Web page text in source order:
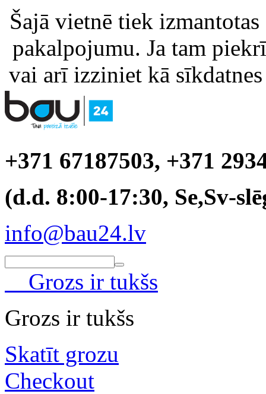
Šajā vietnē tiek
pakalpojumu. Ja tam
vai arī izziniet kā
+371 67187503, +371
(d.d. 8:00-17:30, Se,Sv-
info@bau24.lv
Grozs ir tukšs
Grozs ir tukšs
Skatīt grozu
Checkout